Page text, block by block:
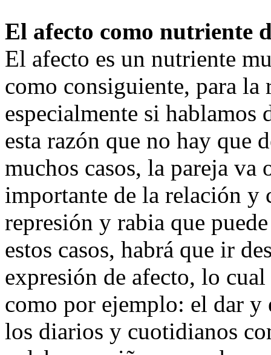
El afecto como nutriente
El afecto es un nutriente
como consiguiente, para
especialmente si hablamos
esta razón que no hay que
muchos casos, la pareja va
importante de la relación y
represión y rabia que
estos casos, habrá que ir
expresión de afecto, lo
como por ejemplo: el dar y
los diarios y cuotidianos